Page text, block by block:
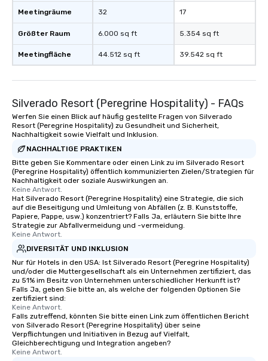
Meetingräume
Größter Raum
Meetingfläche
32
6.000 sq ft
44.512 sq ft
17
5.354 sq ft
39.542 sq ft
Silverado Resort (Peregrine Hospitality) - FAQs
Werfen Sie einen Blick auf häufig gestellte Fragen von Silverado
Resort (Peregrine Hospitality) zu Gesundheit und Sicherheit,
Nachhaltigkeit sowie Vielfalt und Inklusion.
NACHHALTIGE PRAKTIKEN
Bitte geben Sie Kommentare oder einen Link zu im Silverado Resort
(Peregrine Hospitality) öffentlich kommunizierten Zielen/Strategien für
Nachhaltigkeit oder soziale Auswirkungen an.
Keine Antwort.
Hat Silverado Resort (Peregrine Hospitality) eine Strategie, die sich
auf die Beseitigung und Umleitung von Abfällen (z. B. Kunststoffe,
Papiere, Pappe, usw.) konzentriert? Falls Ja, erläutern Sie bitte Ihre
Strategie zur Abfallvermeidung und -vermeidung.
Keine Antwort.
DIVERSITÄT UND INKLUSION
Nur für Hotels in den USA: Ist Silverado Resort (Peregrine Hospitality)
und/oder die Muttergesellschaft als ein Unternehmen zertifiziert, das
zu 51% im Besitz von Unternehmen unterschiedlicher Herkunft ist?
Falls Ja, geben Sie bitte an, als welche der folgenden Optionen Sie
zertifiziert sind:
Keine Antwort.
Falls zutreffend, könnten Sie bitte einen Link zum öffentlichen Bericht
von Silverado Resort (Peregrine Hospitality) über seine
Verpflichtungen und Initiativen in Bezug auf Vielfalt,
Gleichberechtigung und Integration angeben?
Keine Antwort.